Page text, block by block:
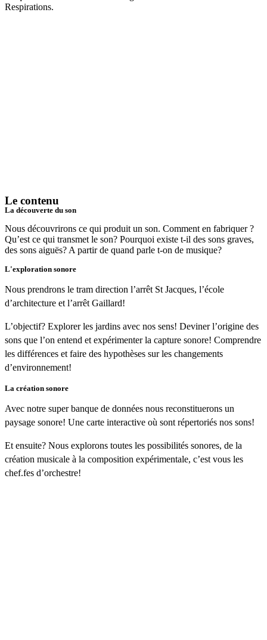
Respirations.
Le contenu
La découverte du son
Nous découvrirons ce qui produit un son. Comment en fabriquer ?
Qu’est ce qui transmet le son? Pourquoi existe t-il des sons graves,
des sons aiguës? A partir de quand parle t-on de musique?
L'exploration sonore
Nous prendrons le tram direction l’arrêt St Jacques, l’école
d’architecture et l’arrêt Gaillard!
L’objectif? Explorer les jardins avec nos sens! Deviner l’origine des
sons que l’on entend et expérimenter la capture sonore! Comprendre
les différences et faire des hypothèses sur les changements
d’environnement!
La création sonore
Avec notre super banque de données nous reconstituerons un
paysage sonore! Une carte interactive où sont répertoriés nos sons!
Et ensuite? Nous explorons toutes les possibilités sonores, de la
création musicale à la composition expérimentale, c’est vous les
chef.fes d’orchestre!